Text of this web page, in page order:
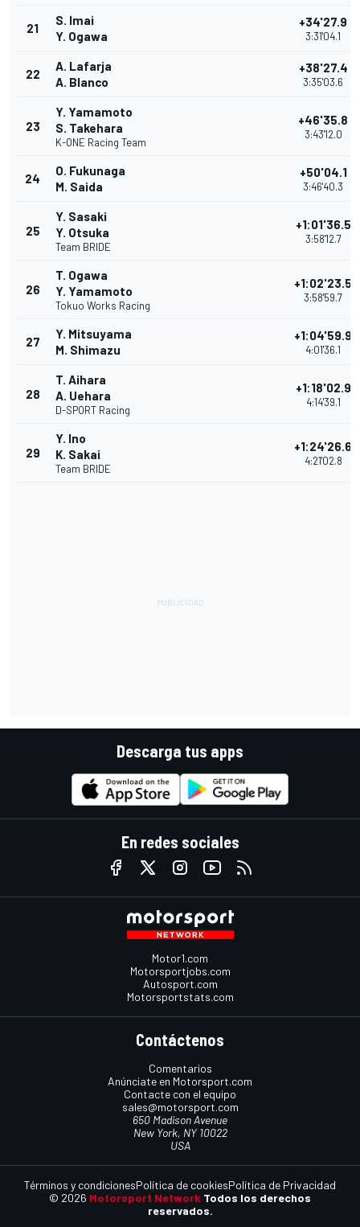
21
S. Imai
Y. Ogawa
+34'27.9
3:31'04.1
22
A. Lafarja
A. Blanco
+38'27.4
3:35'03.6
23
Y. Yamamoto
S. Takehara
K-ONE Racing Team
+46'35.8
3:43'12.0
24
O. Fukunaga
M. Saida
+50'04.1
3:46'40.3
25
Y. Sasaki
Y. Otsuka
Team BRIDE
+1:01'36.5
3:58'12.7
26
T. Ogawa
Y. Yamamoto
Tokuo Works Racing
+1:02'23.5
3:58'59.7
27
Y. Mitsuyama
M. Shimazu
+1:04'59.9
4:01'36.1
28
T. Aihara
A. Uehara
D-SPORT Racing
+1:18'02.9
4:14'39.1
29
Y. Ino
K. Sakai
Team BRIDE
+1:24'26.6
4:21'02.8
Descarga tus apps
En redes sociales
Motor1.com
Motorsportjobs.com
Autosport.com
Motorsportstats.com
Contáctenos
Comentarios
Anúnciate en Motorsport.com
Contacte con el equipo
sales@motorsport.com
650 Madison Avenue
New York, NY 10022
USA
© 2026 Motorsport Network Todos los derechos
reservados.
Términos y condicionesPolítica de cookiesPolítica de Privacidad